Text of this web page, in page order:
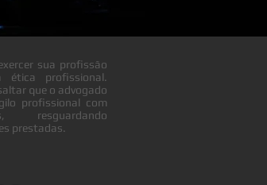
sua profissão
profissional.
que o advogado
profissional com
resguardando
prestadas.